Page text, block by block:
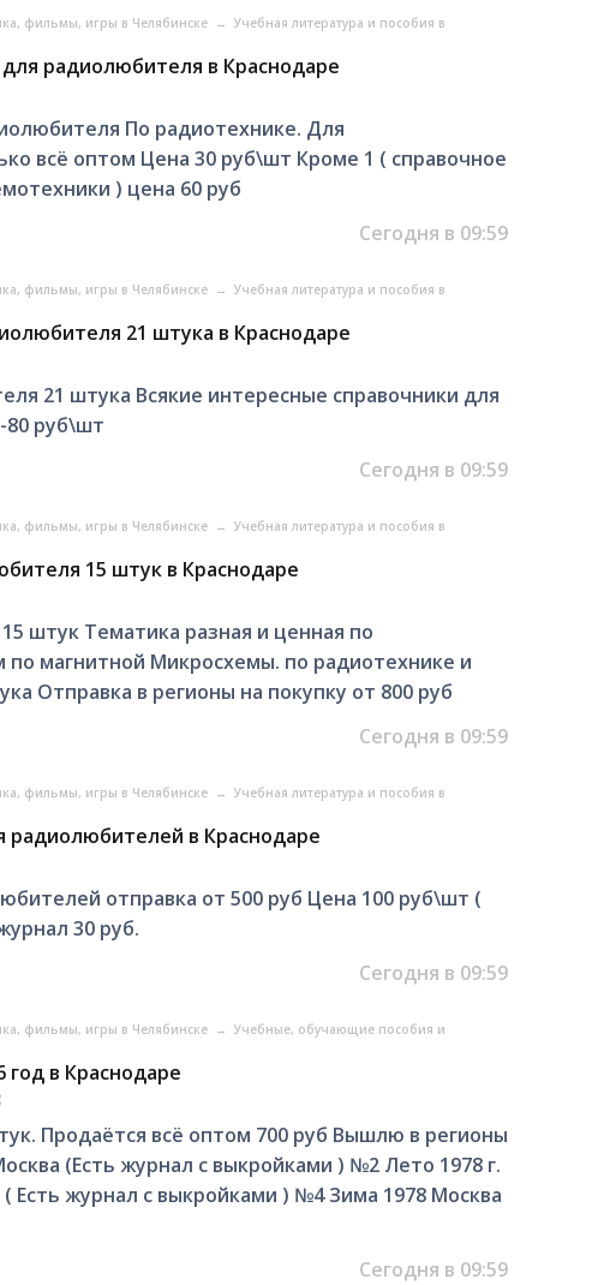
фильмы, игры в Челябинске → Учебная литература и пособия в
радиолюбителя в Краснодаре
По радиотехнике. Для
всё оптом Цена 30 руб\шт Кроме 1 ( справочное
) цена 60 руб
Сегодня в 09:59
фильмы, игры в Челябинске → Учебная литература и пособия в
21 штука в Краснодаре
21 штука Всякие интересные справочники для
80 руб\шт
Сегодня в 09:59
фильмы, игры в Челябинске → Учебная литература и пособия в
15 штук в Краснодаре
штук Тематика разная и ценная по
магнитной Микросхемы. по радиотехнике и
Отправка в регионы на покупку от 800 руб
Сегодня в 09:59
фильмы, игры в Челябинске → Учебная литература и пособия в
радиолюбителей в Краснодаре
отправка от 500 руб Цена 100 руб\шт (
30 руб.
Сегодня в 09:59
фильмы, игры в Челябинске → Учебные, обучающие пособия и
в Краснодаре
Продаётся всё оптом 700 руб Вышлю в регионы
(Есть журнал с выкройками ) №2 Лето 1978 г.
Есть журнал с выкройками ) №4 Зима 1978 Москва
Сегодня в 09:59